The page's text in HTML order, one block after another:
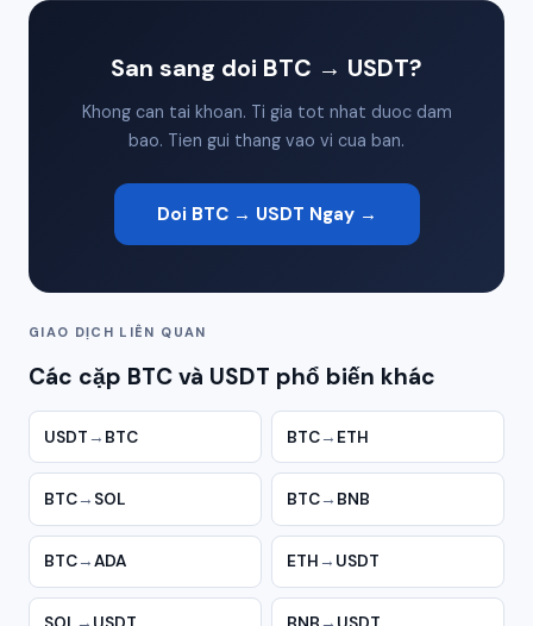
San sang doi BTC → USDT?
Khong can tai khoan. Ti gia tot nhat duoc dam
bao. Tien gui thang vao vi cua ban.
Doi BTC → USDT Ngay →
GIAO DỊCH LIÊN QUAN
Các cặp BTC và USDT phổ biến khác
USDT → BTC BTC→ ETH
BTC→ SOL BTC→ BNB
BTC→ADA ETH → USDT